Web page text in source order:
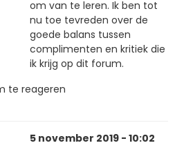
om van te leren. Ik ben tot
nu toe tevreden over de
goede balans tussen
complimenten en kritiek die
ik krijg op dit forum.
te reageren
5 november 2019 - 10:02